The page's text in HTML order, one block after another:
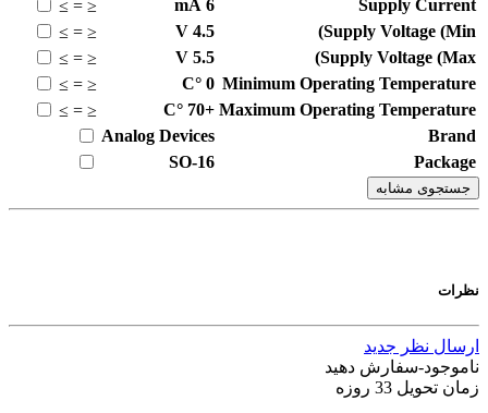
Supply Current
6
mA
≤
=
≥
Supply Voltage (Min)
4.5
V
≤
=
≥
Supply Voltage (Max)
5.5
V
≤
=
≥
Minimum Operating Temperature
0
°C
≤
=
≥
Maximum Operating Temperature
+70
°C
≤
=
≥
Brand
Analog Devices
Package
SO-16
جستجوی مشابه
نظرات
ارسال نظر جدید
ناموجود-سفارش دهید
زمان تحویل 33 روزه